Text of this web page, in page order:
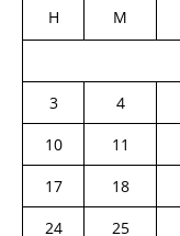
H M
3
4
10
11
17
18
24
25